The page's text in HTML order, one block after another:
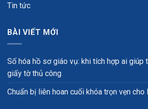
Tin tức
BÀI VIẾT MỚI
Số hóa hồ sơ giáo vụ: khi tích hợp ai giúp
giấy tờ thủ công
Chuẩn bị liên hoan cuối khóa trọn vẹn cho